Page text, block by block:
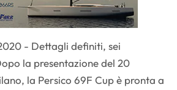
- Dettagli definiti, sei
la presentazione del 20
la Persico 69F Cup è pronta a